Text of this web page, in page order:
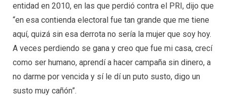
entidad en 2010, en las que perdió contra el PRI, dijo que
“en esa contienda electoral fue tan grande que me tiene
aquí, quizá sin esa derrota no sería la mujer que soy hoy.
A veces perdiendo se gana y creo que fue mi casa, crecí
como ser humano, aprendí a hacer campaña sin dinero, a
no darme por vencida y sí le dí un puto susto, digo un
susto muy cañón”.